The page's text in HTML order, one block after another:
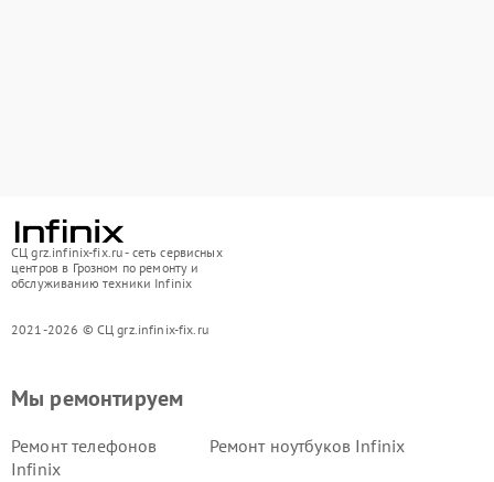
СЦ grz.infinix-fix.ru - сеть сервисных
центров в Грозном по ремонту и
обслуживанию техники Infinix
2021-2026 © СЦ grz.infinix-fix.ru
Мы ремонтируем
Ремонт телефонов
Infinix
Ремонт ноутбуков Infinix